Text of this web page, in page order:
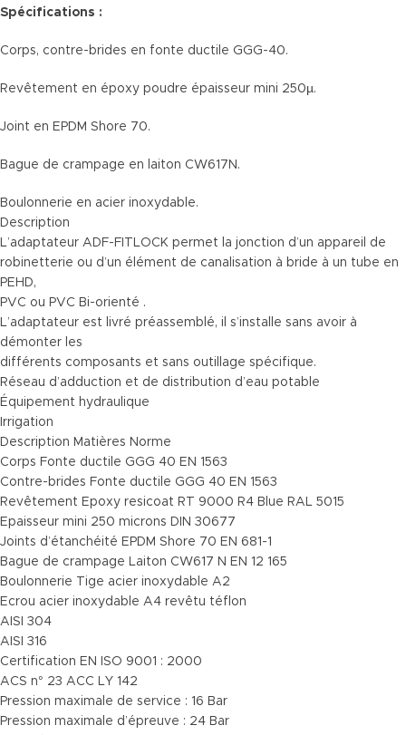
Spécifications :
Corps, contre-brides en fonte ductile GGG-40.
Revêtement en époxy poudre épaisseur mini 250µ.
Joint en EPDM Shore 70.
Bague de crampage en laiton CW617N.
Boulonnerie en acier inoxydable.
Description
L’adaptateur ADF-FITLOCK permet la jonction d’un appareil de
robinetterie ou d’un élément de canalisation à bride à un tube en
PEHD,
PVC ou PVC Bi-orienté .
L’adaptateur est livré préassemblé, il s’installe sans avoir à
démonter les
différents composants et sans outillage spécifique.
Réseau d’adduction et de distribution d’eau potable
Équipement hydraulique
Irrigation
Description Matières Norme
Corps Fonte ductile GGG 40 EN 1563
Contre-brides Fonte ductile GGG 40 EN 1563
Revêtement Epoxy resicoat RT 9000 R4 Blue RAL 5015
Epaisseur mini 250 microns DIN 30677
Joints d’étanchéité EPDM Shore 70 EN 681-1
Bague de crampage Laiton CW617 N EN 12 165
Boulonnerie Tige acier inoxydable A2
Ecrou acier inoxydable A4 revêtu téflon
AISI 304
AISI 316
Certification EN ISO 9001 : 2000
ACS n° 23 ACC LY 142
Pression maximale de service : 16 Bar
Pression maximale d’épreuve : 24 Bar